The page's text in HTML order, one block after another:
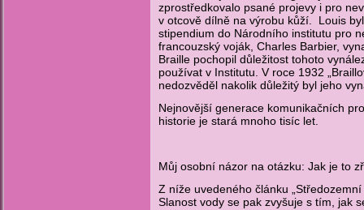
zprostředkovalo psané projevy i pro
v otcově dílně na výrobu kůží. Louis
stipendium do Národního institutu pro
francouzský voják, Charles Barbier,
Braille pochopil důležitost tohoto
používat v Institutu. V roce 1932
nedozvěděl nakolik důležitý byl jeho
Nejnovější generace komunikačních
historie je stará mnoho tisíc let.
Můj osobní názor na otázku: Jak je to
Z níže uvedeného článku
Slanost vody se pak zvyšuje s tím, jak